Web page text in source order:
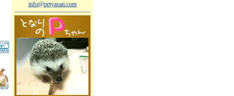
info@petyasan.com